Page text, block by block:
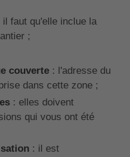
faut qu'elle inclue la
;
couverte: l'adresse du
dans cette zone ;
: elles doivent
qui vous ont été
: il est